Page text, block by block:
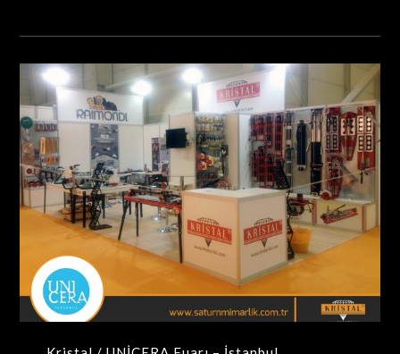
Kristal / UNİCERA Fuarı – İstanbul
MAXIMA-MODÜLER STANDLAR